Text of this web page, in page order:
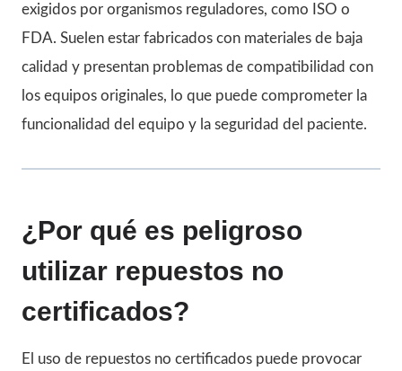
exigidos por organismos reguladores, como ISO o
FDA. Suelen estar fabricados con materiales de baja
calidad y presentan problemas de compatibilidad con
los equipos originales, lo que puede comprometer la
funcionalidad del equipo y la seguridad del paciente.
¿Por qué es peligroso
utilizar repuestos no
certificados?
El uso de repuestos no certificados puede provocar